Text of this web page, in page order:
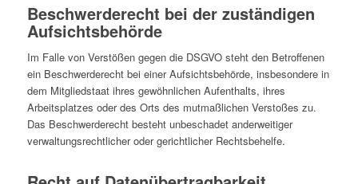
Beschwerderecht bei der zuständigen
Aufsichtsbehörde
Im Falle von Verstößen gegen die DSGVO steht den Betroffenen
ein Beschwerderecht bei einer Aufsichtsbehörde, insbesondere in
dem Mitgliedstaat ihres gewöhnlichen Aufenthalts, ihres
Arbeitsplatzes oder des Orts des mutmaßlichen Verstoßes zu.
Das Beschwerderecht besteht unbeschadet anderweitiger
verwaltungsrechtlicher oder gerichtlicher Rechtsbehelfe.